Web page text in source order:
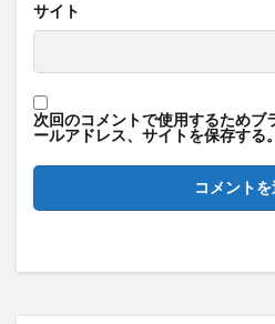
サイト
次回のコメントで使用するためブ
ールアドレス、サイトを保存する。